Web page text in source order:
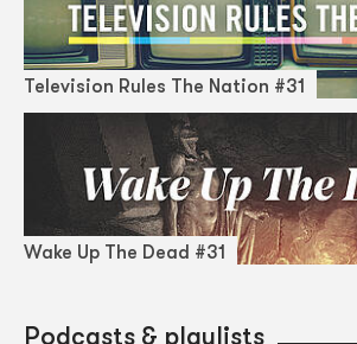
Television Rules The Nation #31
Wake Up The Dead #31
Podcasts & playlists